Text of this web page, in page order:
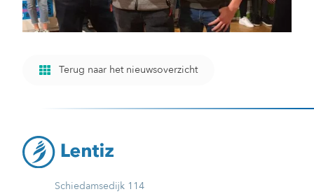
Terug naar het nieuwsoverzicht
Schiedamsedijk 114